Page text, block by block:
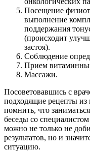
Посещение
выполнение
поддержания
(происходит
застоя).
Соблюдение
Прием
Массажи.
Посоветовавшись с
подходящие рецепты из
помнить, что
беседы со
можно не только не
результатов, но и
ситуацию.